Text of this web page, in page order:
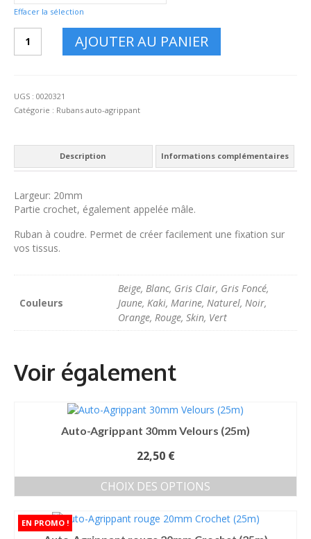
Effacer la sélection
Crochet
(25m)
AJOUTER AU PANIER
UGS : 0020321
Catégorie : Rubans auto-agrippant
Description Informations complémentaires
Largeur: 20mm
Partie crochet, également appelée mâle.
Ruban à coudre. Permet de créer facilement une fixation sur
vos tissus.
Couleurs
Beige, Blanc, Gris Clair, Gris Foncé,
Jaune, Kaki, Marine, Naturel, Noir,
Orange, Rouge, Skin, Vert
Auto-Agrippant 30mm Velours (25m)
22,50 €
CHOIX DES OPTIONS
produit